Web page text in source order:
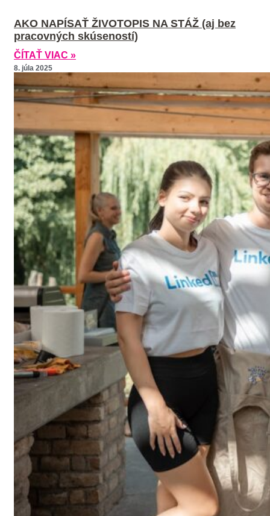
AKO NAPÍSAŤ ŽIVOTOPIS NA STÁŽ (aj bez
pracovných skúseností)
ČÍTAŤ VIAC »
8. júla 2025